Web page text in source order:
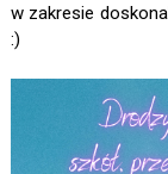
w zakresie
:)